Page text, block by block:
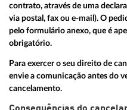
contrato, através de uma
via postal, fax ou e-mail). O
pelo formulário anexo, que é
obrigatório.
Para exercer o seu direito de
envie a comunicação antes do
cancelamento.